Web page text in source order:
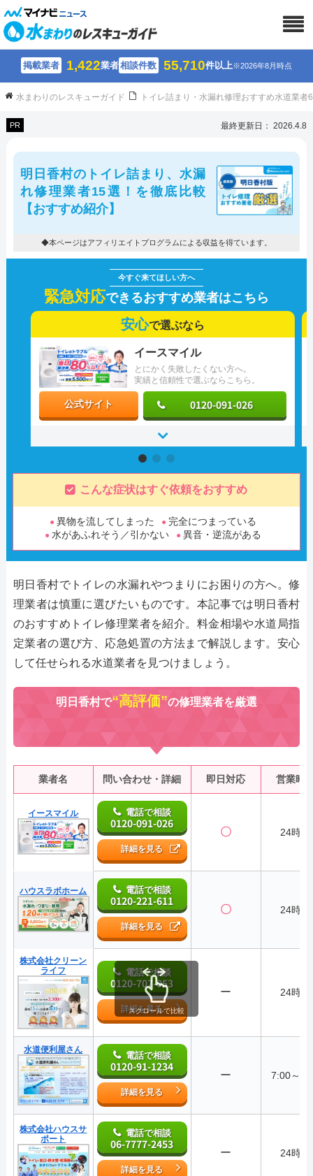
掲載業者 1,422業者相談件数 55,710件以上※2026年8月時点
水まわりのレスキューガイド トイレ詰まり・水漏れ修理おすすめ水道業
PR 最終更新日： 2026.4.8
明日香村のトイレ詰まり、水漏
れ修理業者15選！を徹底比較
【おすすめ紹介】
◆本ページはアフィリエイトプログラムによる収益を得ています。
緊急対応できるおすすめ業者はこちら
安心で選ぶなら
とにかく失敗したくない方へ。
実績と信頼性で選ぶならこちら。
イースマイル
公式サイト 0120-091-026
こんな症状はすぐ依頼をおすすめ
異物を流してしまった
完全につまっている
水があふれそう／引かない
異音・逆流がある
明日香村でトイレの水漏れやつまりにお困りの方へ。修
理業者は慎重に選びたいものです。本記事では明日香村
のおすすめトイレ修理業者を紹介。料金相場や水道局指
定業者の選び方、応急処置の方法まで解説します。安心
して任せられる水道業者を見つけましょう。
明日香村で“高評価”の修理業者を厳選
業者名 問い合わせ・詳細 即日対応 営業時
イースマイル 電話で相談
0120-091-026
詳細を見る
〇 24時間
ハウスラボホーム 電話で相談
0120-221-611
詳細を見る
〇 24時間
株式会社クリーン
ライフ
電話で相談
0120-707-053
詳細を見る
ー 24時間
水道便利屋さん
電話で相談
0120-91-1234
詳細を見る
ー 7:00～
株式会社ハウスサ
ポート
電話で相談
06-7777-2453
詳細を見る
ー 24時間
スクロールで比較